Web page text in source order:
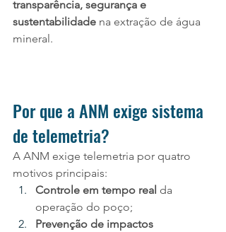
transparência, segurança e
sustentabilidade na extração de água
mineral.
Por que a ANM exige sistema
de telemetria?
A ANM exige telemetria por quatro
motivos principais:
Controle em tempo real da
operação do poço;
Prevenção de impactos